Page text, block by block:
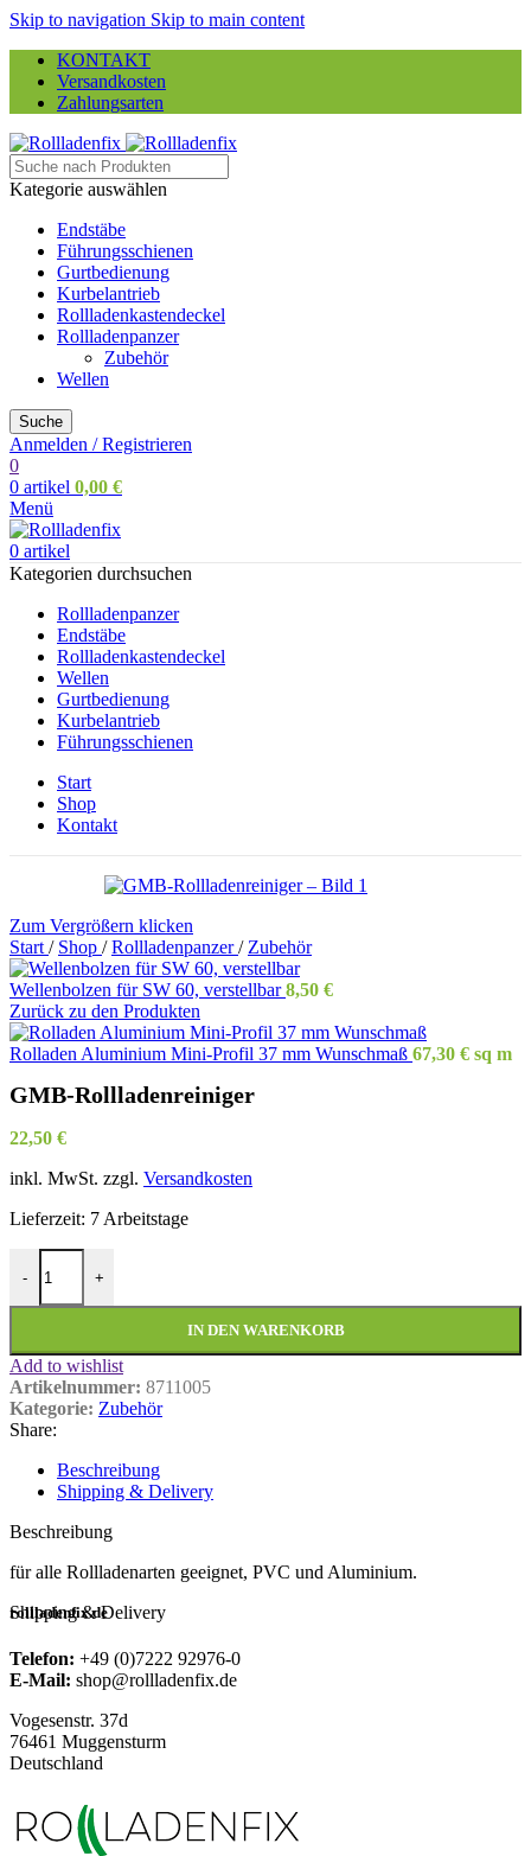
Skip to navigation Skip to main content
KONTAKT
Versandkosten
Zahlungsarten
Kategorie auswählen
Endstäbe
Führungsschienen
Gurtbedienung
Kurbelantrieb
Rollladenkastendeckel
Rollladenpanzer
Zubehör
Wellen
Suche
Anmelden / Registrieren
0
0 artikel 0,00 €
Menü
0 artikel
Kategorien durchsuchen
Rollladenpanzer
Endstäbe
Rollladenkastendeckel
Wellen
Gurtbedienung
Kurbelantrieb
Führungsschienen
Start
Shop
Kontakt
Zum Vergrößern klicken
Start / Shop / Rollladenpanzer/ Zubehör
Wellenbolzen für SW 60, verstellbar8,50 €
Zurück zu den Produkten
Rolladen Aluminium Mini-Profil 37 mm Wunschmaß 67,30 € sq m
GMB-Rollladenreiniger
22,50 €
inkl. MwSt. zzgl. Versandkosten
Lieferzeit: 7 Arbeitstage
-
GMB-Rollladenreiniger Menge
+
IN DEN WARENKORB
Add to wishlist
Artikelnummer: 8711005
Kategorie: Zubehör
Share:
Beschreibung
Shipping & Delivery
Beschreibung
für alle Rollladenarten geeignet, PVC und Aluminium.
Shipping & Delivery
rollladenfix.de
Telefon: +49 (0)7222 92976-0
E-Mail: shop@rollladenfix.de
Vogesenstr. 37d
76461 Muggensturm
Deutschland